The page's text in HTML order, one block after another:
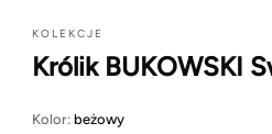
KOLEKCJE
Królik BUKOWSKI
Kolor: beżowy